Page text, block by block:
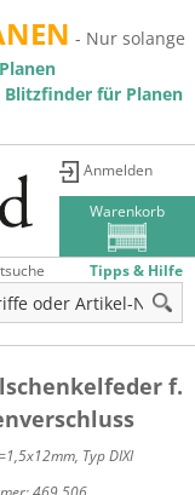
- Nur solange
Blitzfinder für Planen
Anmelden
Warenkorb
Tipps & Hilfe
f.
Typ DIXI